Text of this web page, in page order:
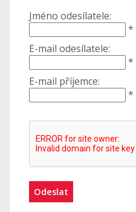
Jméno odesílatele:
*
E-mail odesílatele:
*
E-mail příjemce:
*
Odeslat